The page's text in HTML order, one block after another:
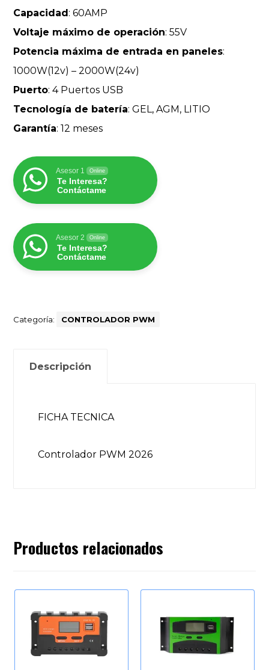
Capacidad: 60AMP
Voltaje máximo de operación: 55V
Potencia máxima de entrada en paneles:
1000W(12v) – 2000W(24v)
Puerto: 4 Puertos USB
Tecnología de batería: GEL, AGM, LITIO
Garantía: 12 meses
Asesor 1 Online
Te Interesa?
Contáctame
Asesor 2 Online
Te Interesa?
Contáctame
Categoría: CONTROLADOR PWM
Descripción
FICHA TECNICA
Controlador PWM 2026
Productos relacionados